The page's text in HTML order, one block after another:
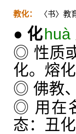
教化： 〈书〉教
● 化huà
◎ 性质
化。熔
◎ 佛教
◎ 用在
态：丑